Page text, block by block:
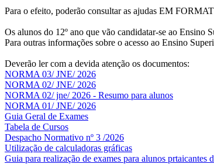
Para o efeito, poderão consultar as ajudas EM
Os alunos do 12º ano que vão candidatar-se ao
Para outras informações sobre o acesso ao Ensino
Deverão ler com a devida atenção os documentos:
NORMA 03/ JNE/ 2026
NORMA 02/ JNE/ 2026
NORMA 02/ jne/ 2026 - Resumo para alunos
NORMA 01/ JNE/ 2026
Guia Geral de Exames
Tabela de Cursos
Despacho Normativo nº 3 /2026
Utilização de calculadoras gráficas
Guia para realização de exames para alunos prtaicantes